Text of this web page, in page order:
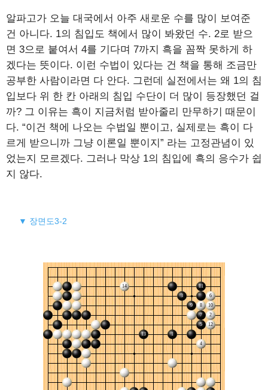
알파고가 오늘 대국에서 아주 새로운 수를 많이 보여준
건 아니다. 1의 침입도 책에서 많이 봐왔던 수. 2로 받으
면 3으로 붙여서 4를 기다며 7까지 흑을 꼼짝 못하게 하
겠다는 뜻이다. 이런 수법이 있다는 건 책을 통해 조금만
공부한 사람이라면 다 안다. 그런데 실전에서는 왜 1의 침
입보다 위 한 칸 아래의 침입 수단이 더 많이 등장했던 걸
까? 그 이유는 흑이 지금처럼 받아줄리 만무하기 때문이
다. “이건 책에 나오는 수법일 뿐이고, 실제로는 흑이 다
르게 받으니까 그냥 이론일 뿐이지” 라는 고정관념이 있
었는지 모르겠다. 그러나 막상 1의 침입에 흑의 응수가 쉽
지 않다.
▼ 장면도3-2